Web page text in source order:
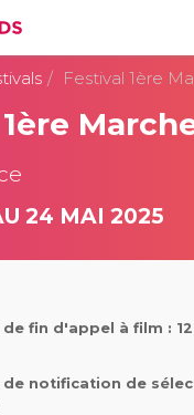
Festival 1ère
24 MAI 2025
de fin d'appel à film :
de notification de